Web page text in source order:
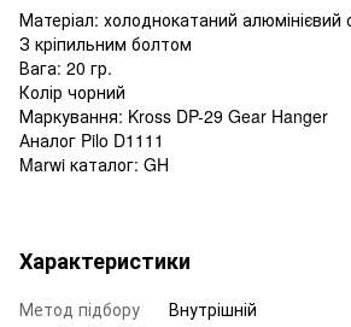
Матеріал: холоднокатаний алюмінієвий
З кріпильним болтом
Вага: 20 гр.
Колір чорний
Маркування: Kross DP-29 Gear Hanger
Аналог Pilo D1111
Marwi каталог: GH
Характеристики
Метод підбору Внутрішній